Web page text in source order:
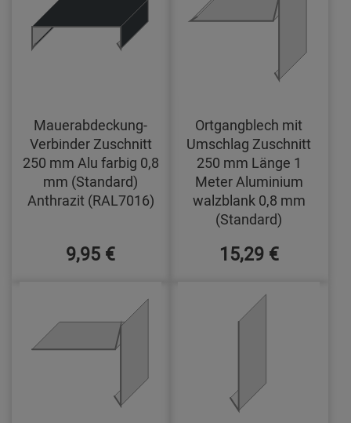
Mauerabdeckung-
Verbinder Zuschnitt
250 mm Alu farbig 0,8
mm (Standard)
Anthrazit (RAL7016)
9,95 €
Ortgangblech mit
Umschlag Zuschnitt
250 mm Länge 1
Meter Aluminium
walzblank 0,8 mm
(Standard)
15,29 €